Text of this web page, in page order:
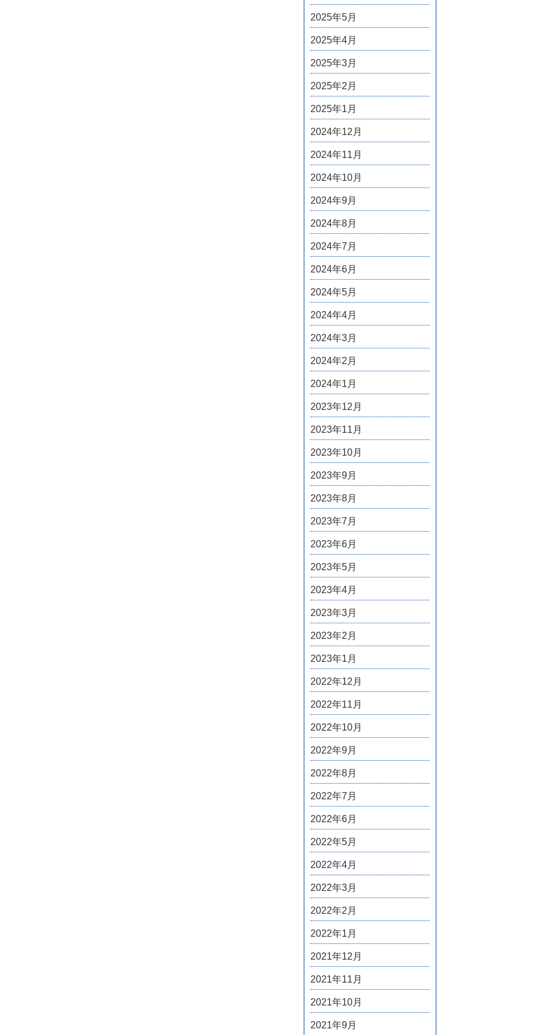
2025年5月
2025年4月
2025年3月
2025年2月
2025年1月
2024年12月
2024年11月
2024年10月
2024年9月
2024年8月
2024年7月
2024年6月
2024年5月
2024年4月
2024年3月
2024年2月
2024年1月
2023年12月
2023年11月
2023年10月
2023年9月
2023年8月
2023年7月
2023年6月
2023年5月
2023年4月
2023年3月
2023年2月
2023年1月
2022年12月
2022年11月
2022年10月
2022年9月
2022年8月
2022年7月
2022年6月
2022年5月
2022年4月
2022年3月
2022年2月
2022年1月
2021年12月
2021年11月
2021年10月
2021年9月